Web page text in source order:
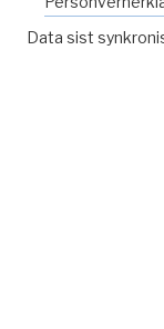
Data sist